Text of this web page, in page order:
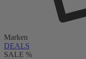
Marken
DEALS
SALE %